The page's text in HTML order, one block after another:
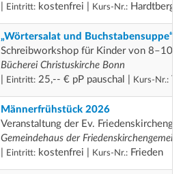
Eintritt: kostenfrei | Kurs-Nr.: Hardtberg
„Wörtersalat und Buchstabensuppe“
Schreibworkshop für Kinder von 8–10
Bücherei Christuskirche Bonn
Eintritt: 25,-- € pP pauschal | Kurs-Nr.:
Männerfrühstück 2026
Veranstaltung der Ev.
Gemeindehaus der
Eintritt: kostenfrei | Kurs-Nr.: Frieden